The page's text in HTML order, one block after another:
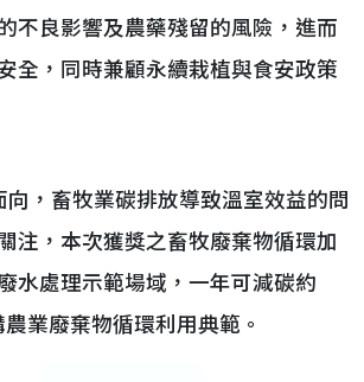
不良影響及農藥殘留的風險，進而
全，同時兼顧永續栽植與食安政策
，畜牧業碳排放導致溫室效益的問
注，本次獲獎之畜牧廢棄物循環加
水處理示範場域，一年可減碳約
業廢棄物循環利用典範。